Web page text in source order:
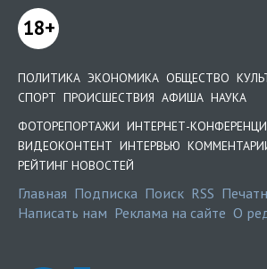
18+
ПОЛИТИКА ЭКОНОМИКА ОБЩЕСТВО
СПОРТ ПРОИСШЕСТВИЯ АФИША НАУКА
ФОТОРЕПОРТАЖИ ИНТЕРНЕТ-
ВИДЕОКОНТЕНТ ИНТЕРВЬЮ
РЕЙТИНГ НОВОСТЕЙ
Главная Подписка Поиск RSS
Написать нам Реклама на сайте О